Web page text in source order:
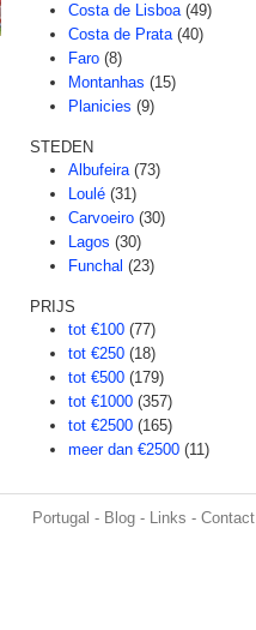
Costa de Lisboa (49)
Costa de Prata (40)
Faro (8)
Montanhas (15)
Planicies (9)
STEDEN
Albufeira (73)
Loulé (31)
Carvoeiro (30)
Lagos (30)
Funchal (23)
PRIJS
tot €100 (77)
tot €250 (18)
tot €500 (179)
tot €1000 (357)
tot €2500 (165)
meer dan €2500 (11)
Portugal - Blog - Links - Contact